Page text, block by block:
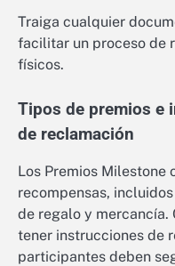
Traiga cualquier
facilitar un proceso de
físicos.
Tipos de premios e
de reclamación
Los Premios Milestone
recompensas,
de regalo y mercancía.
tener instrucciones de
participantes deben